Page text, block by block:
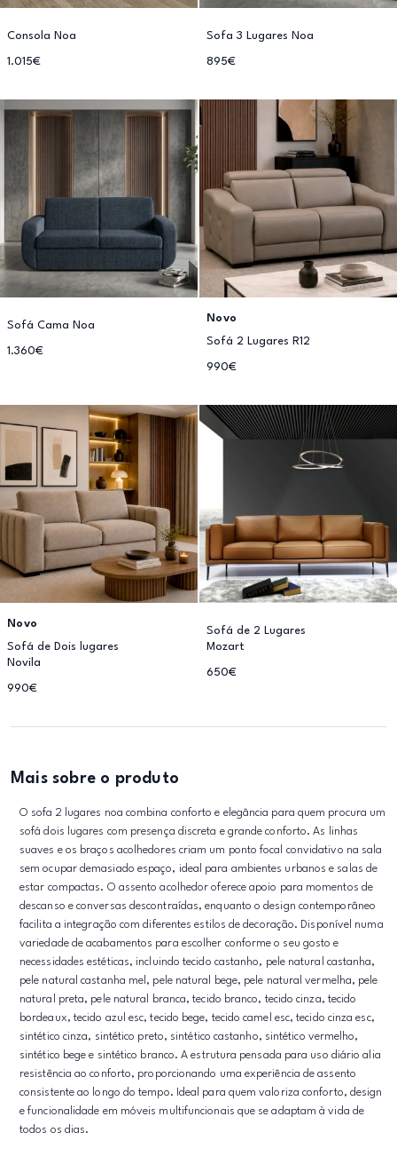
Consola Noa
1.015€
Sofa 3 Lugares Noa
895€
Sofá Cama Noa
1.360€
Novo
Sofá 2 Lugares R12
990€
Novo
Sofá de Dois lugares
Novila
990€
Sofá de 2 Lugares
Mozart
650€
Mais sobre o produto
O sofa 2 lugares noa combina conforto e elegância para quem procura um
sofá dois lugares com presença discreta e grande conforto. As linhas
suaves e os braços acolhedores criam um ponto focal convidativo na sala
sem ocupar demasiado espaço, ideal para ambientes urbanos e salas de
estar compactas. O assento acolhedor oferece apoio para momentos de
descanso e conversas descontraídas, enquanto o design contemporâneo
facilita a integração com diferentes estilos de decoração. Disponível numa
variedade de acabamentos para escolher conforme o seu gosto e
necessidades estéticas, incluindo tecido castanho, pele natural castanha,
pele natural castanha mel, pele natural bege, pele natural vermelha, pele
natural preta, pele natural branca, tecido branco, tecido cinza, tecido
bordeaux, tecido azul esc, tecido bege, tecido camel esc, tecido cinza esc,
sintético cinza, sintético preto, sintético castanho, sintético vermelho,
sintético bege e sintético branco. A estrutura pensada para uso diário alia
resistência ao conforto, proporcionando uma experiência de assento
consistente ao longo do tempo. Ideal para quem valoriza conforto, design
e funcionalidade em móveis multifuncionais que se adaptam à vida de
todos os dias.